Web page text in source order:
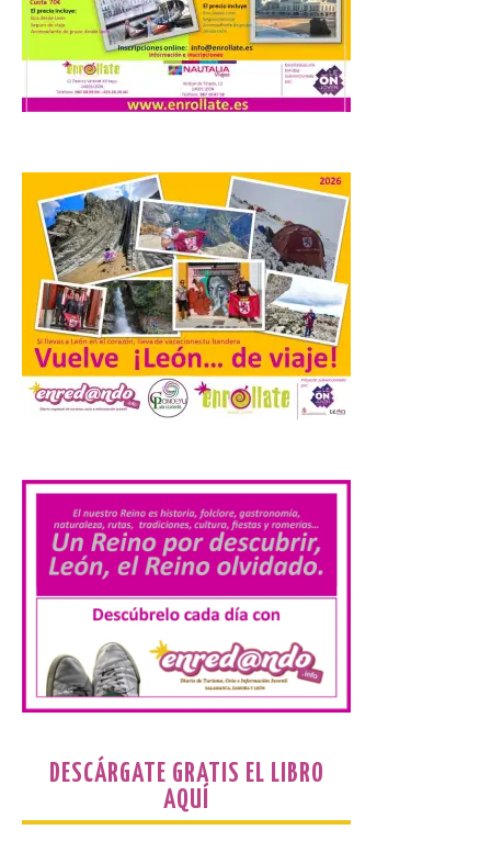
por cobrar en la AP-66 la
tarifa íntegra pese a estar
en obras
10 Ago 2026
registró una batería de
preguntas escritas en las
Cortes autonómicas
mediante las cuales vuelve
a reclamar a la institución autonómica
que exija al Gobierno de España la
supresión de este peaje por la ilegalidad
de la prórroga […]
El alumnado de FP crece
un 2,5% hasta superar los
nuevo récord
10 Ago 2026
El Ministerio publica la
Estadística de las
universitarias. Datos
avance 2025-2026 con las
cifras actualizadas del curso escolar
recién finalizado. El Grado Básico crece
DESCÁRGATE GRATIS EL LIBRO
AQUÍ